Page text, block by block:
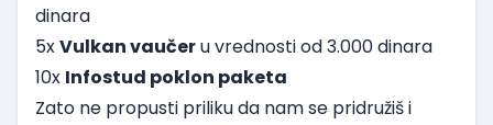
dinara
5xVulkan vaučeru vrednosti od 3.000 dinara
10x Infostud poklon paketa
Zato ne propusti priliku da nam se pridružiš i